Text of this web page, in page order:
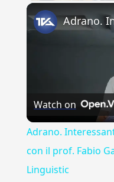
Watch on
Adrano.
con il prof. Fabio
Linguistic